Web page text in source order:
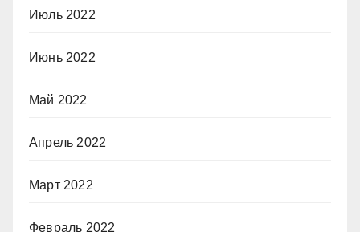
Июль 2022
Июнь 2022
Май 2022
Апрель 2022
Март 2022
Февраль 2022